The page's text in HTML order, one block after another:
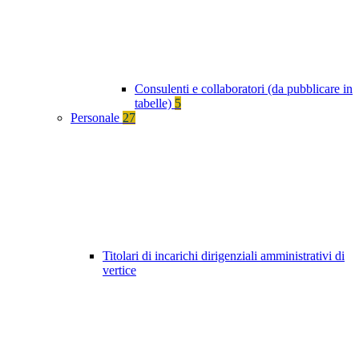
Consulenti e collaboratori (da pubblicare in
tabelle) 5
Personale 27
Titolari di incarichi dirigenziali amministrativi di
vertice